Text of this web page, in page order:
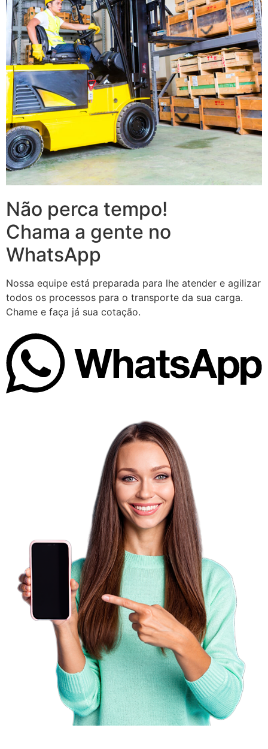
Não perca tempo!
Chama a gente no
WhatsApp
Nossa equipe está preparada para lhe atender e agilizar
todos os processos para o transporte da sua carga.
Chame e faça já sua cotação.